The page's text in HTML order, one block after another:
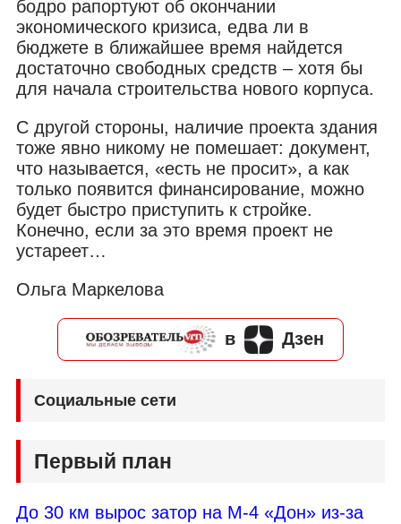
бодро рапортуют об окончании
экономического кризиса, едва ли в
бюджете в ближайшее время найдется
достаточно свободных средств – хотя бы
для начала строительства нового корпуса.
С другой стороны, наличие проекта здания
тоже явно никому не помешает: документ,
что называется, «есть не просит», а как
только появится финансирование, можно
будет быстро приступить к стройке.
Конечно, если за это время проект не
устареет…
Ольга Маркелова
в Дзен
Социальные сети
Первый план
До 30 км вырос затор на М-4 «Дон» из-за